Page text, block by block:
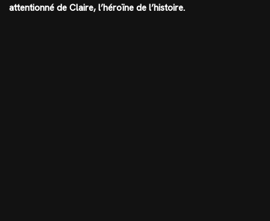
attentionné de Claire, l’héroïne de l’histoire.